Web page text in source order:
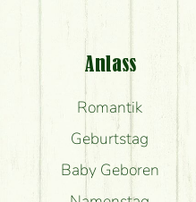
Anlass
Romantik
Geburtstag
Baby Geboren